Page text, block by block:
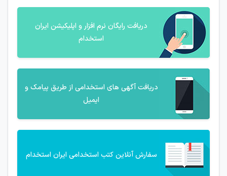
دریافت رایگان نرم افزار و اپلیکیشن ایران
استخدام
دریافت آگهی های استخدامی از طریق پیامک و
ایمیل
سفارش آنلاین کتب استخدامی ایران استخدام